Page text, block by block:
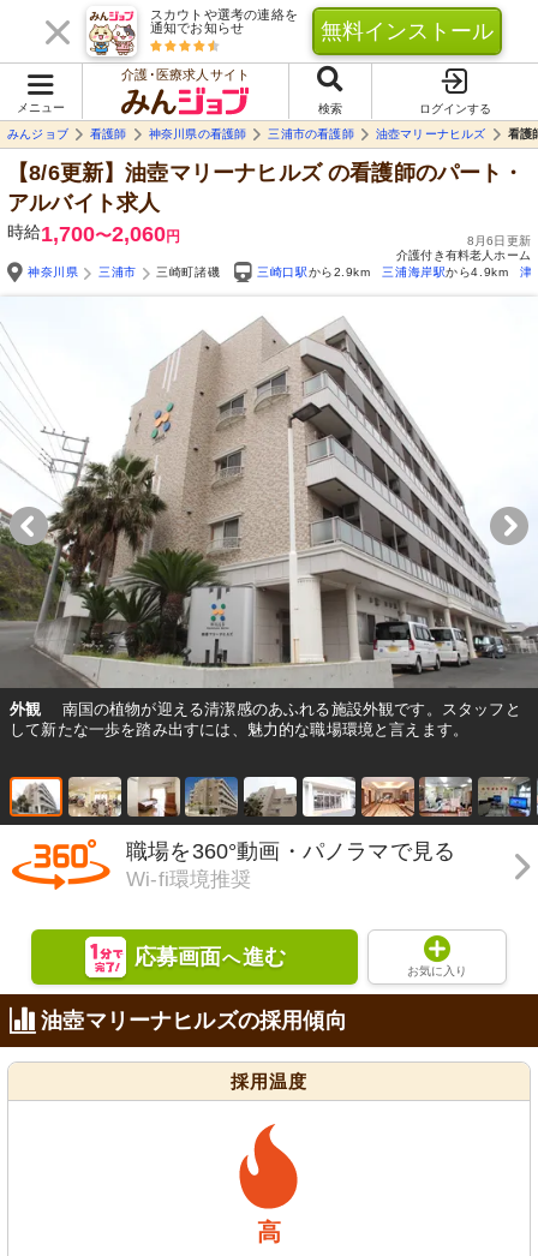
スカウトや選考の連絡を
通知でお知らせ
無料インストール
メニュー
介護･医療求人サイト
検索
ログインする
みんジョブ
看護師 神奈川県の看護師 三浦市の看護師 油壺マリーナヒルズ 看護
【8/6更新】油壺マリーナヒルズの看護師のパート・
アルバイト求人
時給1,700〜2,060円
8月6日更新
介護付き有料老人ホーム
神奈川県
三浦市 三崎町諸磯 三崎口駅から2.9km 三浦海岸駅から4.9km 津
外観
南国の植物が迎える清潔感のあふれる施設外観です。スタッフと
して新たな一歩を踏み出すには、魅力的な職場環境と言えます。
職場を360°動画・パノラマで見る
Wi-fi環境推奨
応募画面へ進む
お気に入り
油壺マリーナヒルズの採用傾向
採用温度
高